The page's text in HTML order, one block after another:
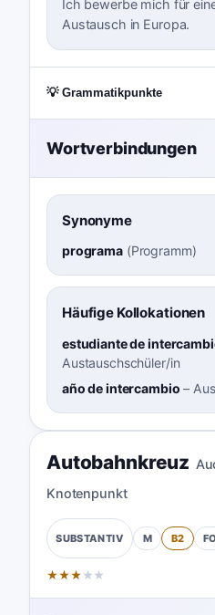
Ich bewerbe mich für
Austausch in Europa.
💡 Grammatikpunkte
Wortverbindungen
Synonyme
programa(Programm)
Häufige Kollokationen
estudiante de
Austauschschüler/in
año de intercambio –
Autobahnkreuz
Knotenpunkt
SUBSTANTIV M B2
★★★ ★ ★